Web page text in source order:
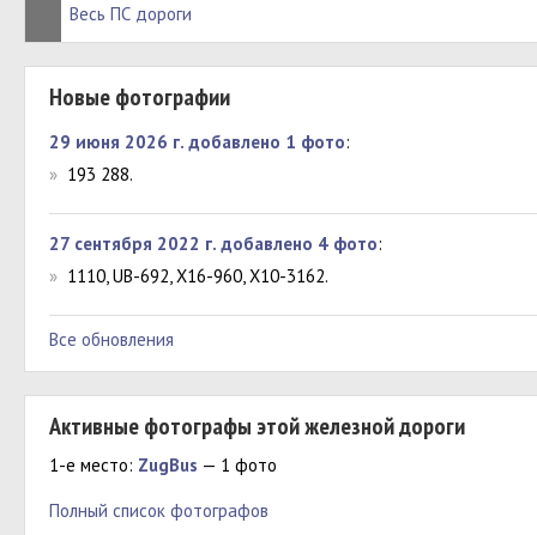
Весь ПС дороги
Новые фотографии
29 июня 2026 г. добавлено 1 фото:
» 193 288.
27 сентября 2022 г. добавлено 4 фото:
» 1110, UB-692, X16-960, Х10-3162.
Все обновления
Активные фотографы этой железной дороги
1-е место: ZugBus — 1 фото
Полный список фотографов